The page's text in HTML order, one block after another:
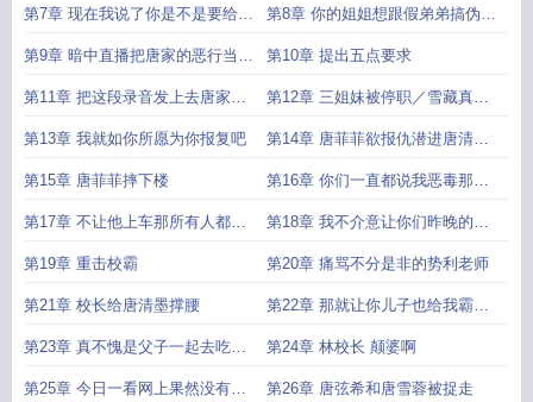
呢
第7章 现在我说了你是不是要给我
新房间和零花钱
第8章 你的姐姐想跟假弟弟搞伪骨
科哦
第9章 暗中直播把唐家的恶行当众
公开
第10章 提出五点要求
第11章 把这段录音发上去唐家又
能上多少个热搜
第12章 三姐妹被停职／雪藏真正
的地狱才刚开始
第13章 我就如你所愿为你报复吧 第14章 唐菲菲欲报仇潜进唐清墨
房间
第15章 唐菲菲摔下楼 第16章 你们一直都说我恶毒那就
毒给你们看
第17章 不让他上车那所有人都别
上了
第18章 我不介意让你们昨晚的努
力白废
第19章 重击校霸 第20章 痛骂不分是非的势利老师
第21章 校长给唐清墨撑腰 第22章 那就让你儿子也给我霸凌
两个多月吧
第23章 真不愧是父子一起去吃牢
饭吧
第24章 林校长 颠婆啊
第25章 今日一看网上果然没有冤 第26章 唐弦希和唐雪蓉被捉走